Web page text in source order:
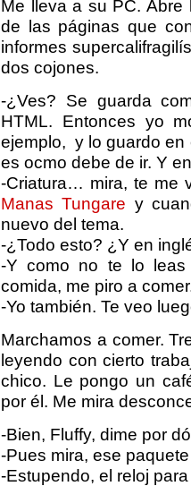
Me lleva a su PC.
de las páginas que
informes
dos cojones.
-¿Ves? Se guarda
HTML. Entonces yo
ejemplo, y lo guardo en
es ocmo debe de ir. Y
-Criatura… mira, te me
Manas Tungare y
nuevo del tema.
-¿Todo esto? ¿Y en
-Y como no te lo leas
comida, me piro a
-Yo también. Te veo
Marchamos a comer.
leyendo con cierto
chico. Le pongo un
por él. Me mira
-Bien, Fluffy, dime por
-Pues mira, ese
-Estupendo, el reloj